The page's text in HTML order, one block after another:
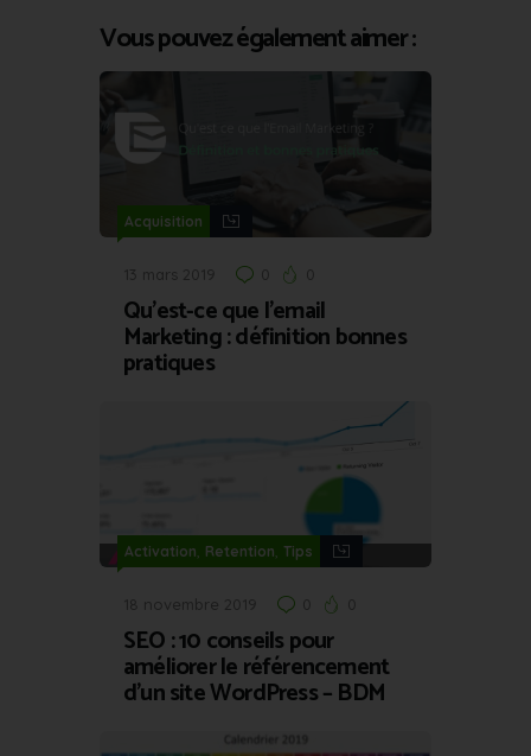
Vous pouvez également aimer :
Acquisition
13 mars 2019 0 0
Qu’est-ce que l’email
Marketing : définition bonnes
pratiques
Activation, Retention, Tips
18 novembre 2019 0 0
SEO : 10 conseils pour
améliorer le référencement
d’un site WordPress – BDM